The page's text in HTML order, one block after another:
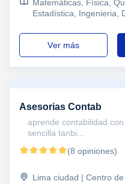
Matemáticas, Física,
Estadística, Ingenieria,
Contabilidad,
Econometría,
ver más
Asesorias Contab
aprende contabilidad
sencilla tanbi...
(8 opiniones)
Lima ciudad | Centro